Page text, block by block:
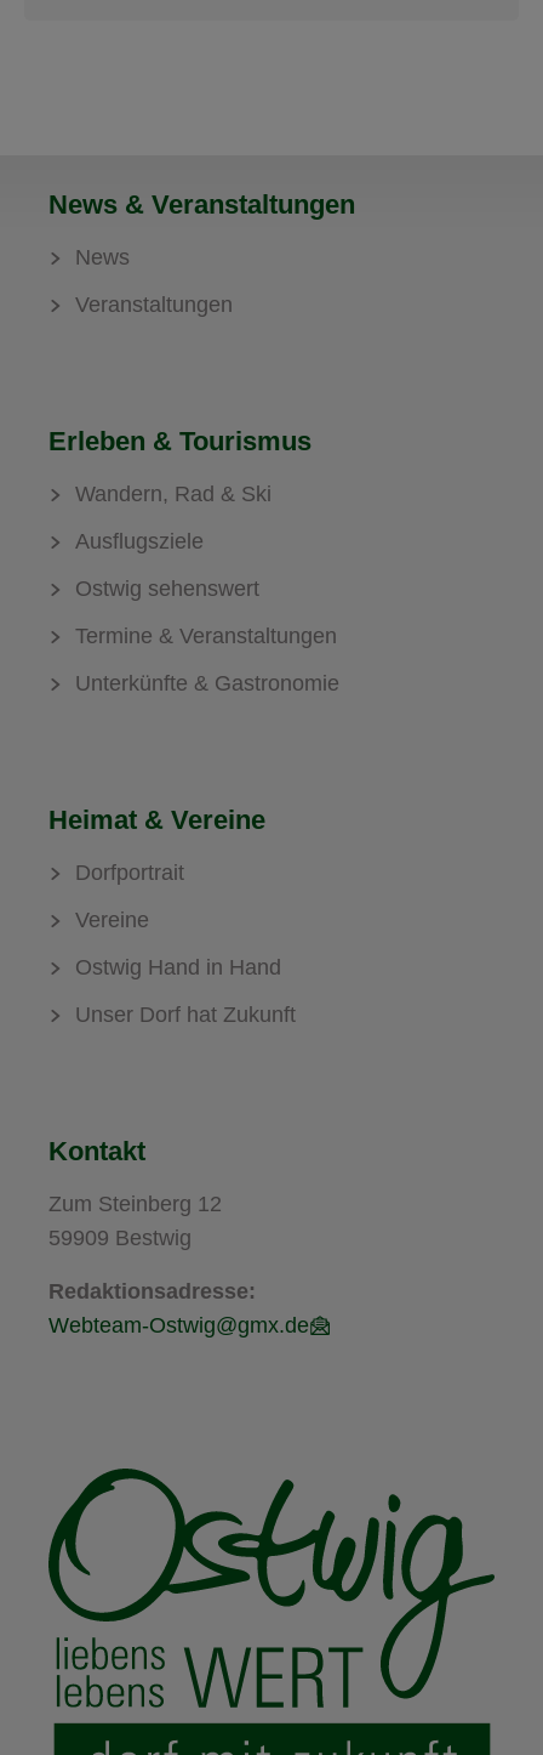
News & Veranstaltungen
News
Veranstaltungen
Erleben & Tourismus
Wandern, Rad & Ski
Ausflugsziele
Ostwig sehenswert
Termine & Veranstaltungen
Unterkünfte & Gastronomie
Heimat & Vereine
Dorfportrait
Vereine
Ostwig Hand in Hand
Unser Dorf hat Zukunft
Kontakt
Zum Steinberg 12
59909 Bestwig
Redaktionsadresse:
Webteam-Ostwig@gmx.de